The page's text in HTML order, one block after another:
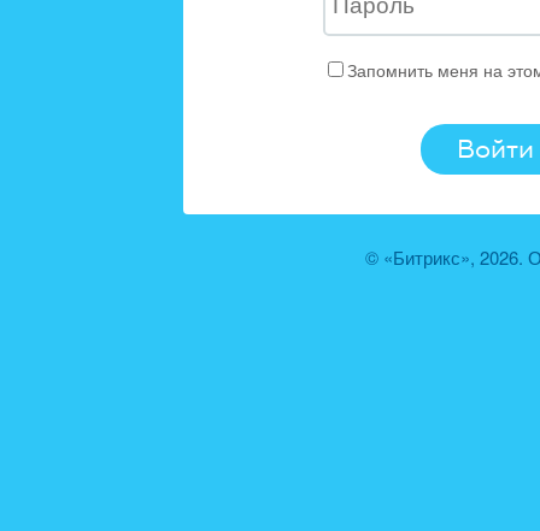
Запомнить меня на
© «Битрикс», 2026.